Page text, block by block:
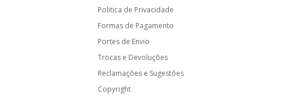
Politica de Privacidade
Formas de Pagamento
Portes de Envio
Trocas e Devoluções
Reclamações e Sugestões
Copyright